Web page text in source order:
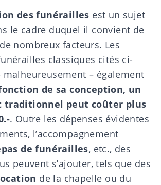
des funérailles est un sujet
le cadre duquel il convient de
nombreux facteurs. Les
classiques cités ci-
malheureusement – également
de sa conception, un
traditionnel peut coûter plus
. Outre les dépenses évidentes
l’accompagnement
de funérailles, etc., des
peuvent s’ajouter, tels que des
de la chapelle ou du